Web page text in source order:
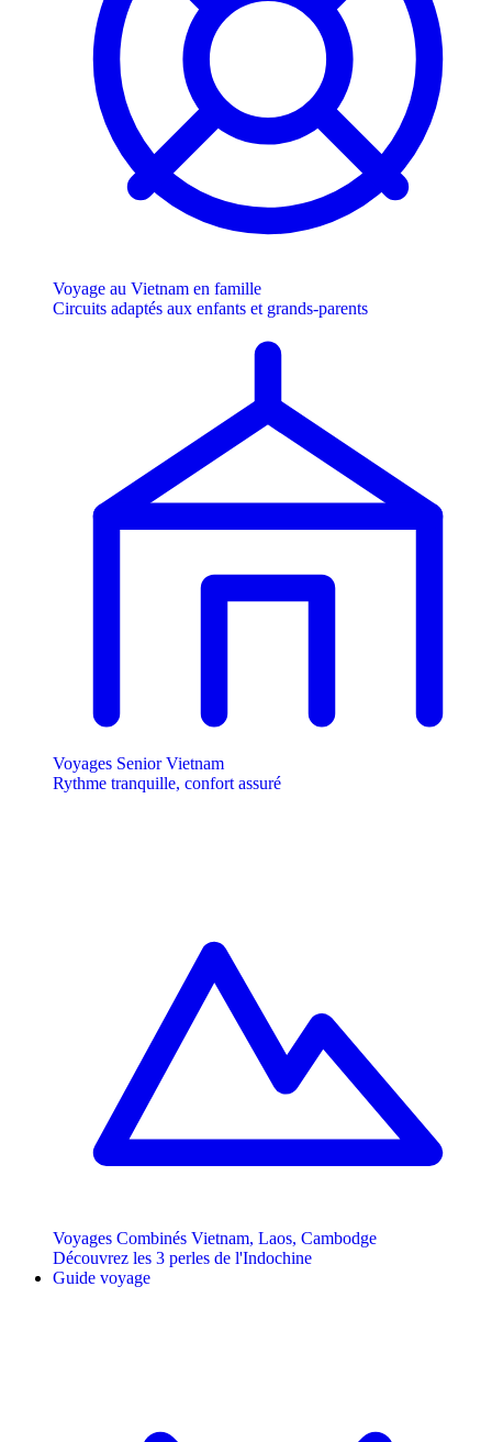
Voyage au Vietnam en famille
Circuits adaptés aux enfants et grands-parents
Voyages Senior Vietnam
Rythme tranquille, confort assuré
Voyages Combinés Vietnam, Laos, Cambodge
Découvrez les 3 perles de l'Indochine
Guide voyage